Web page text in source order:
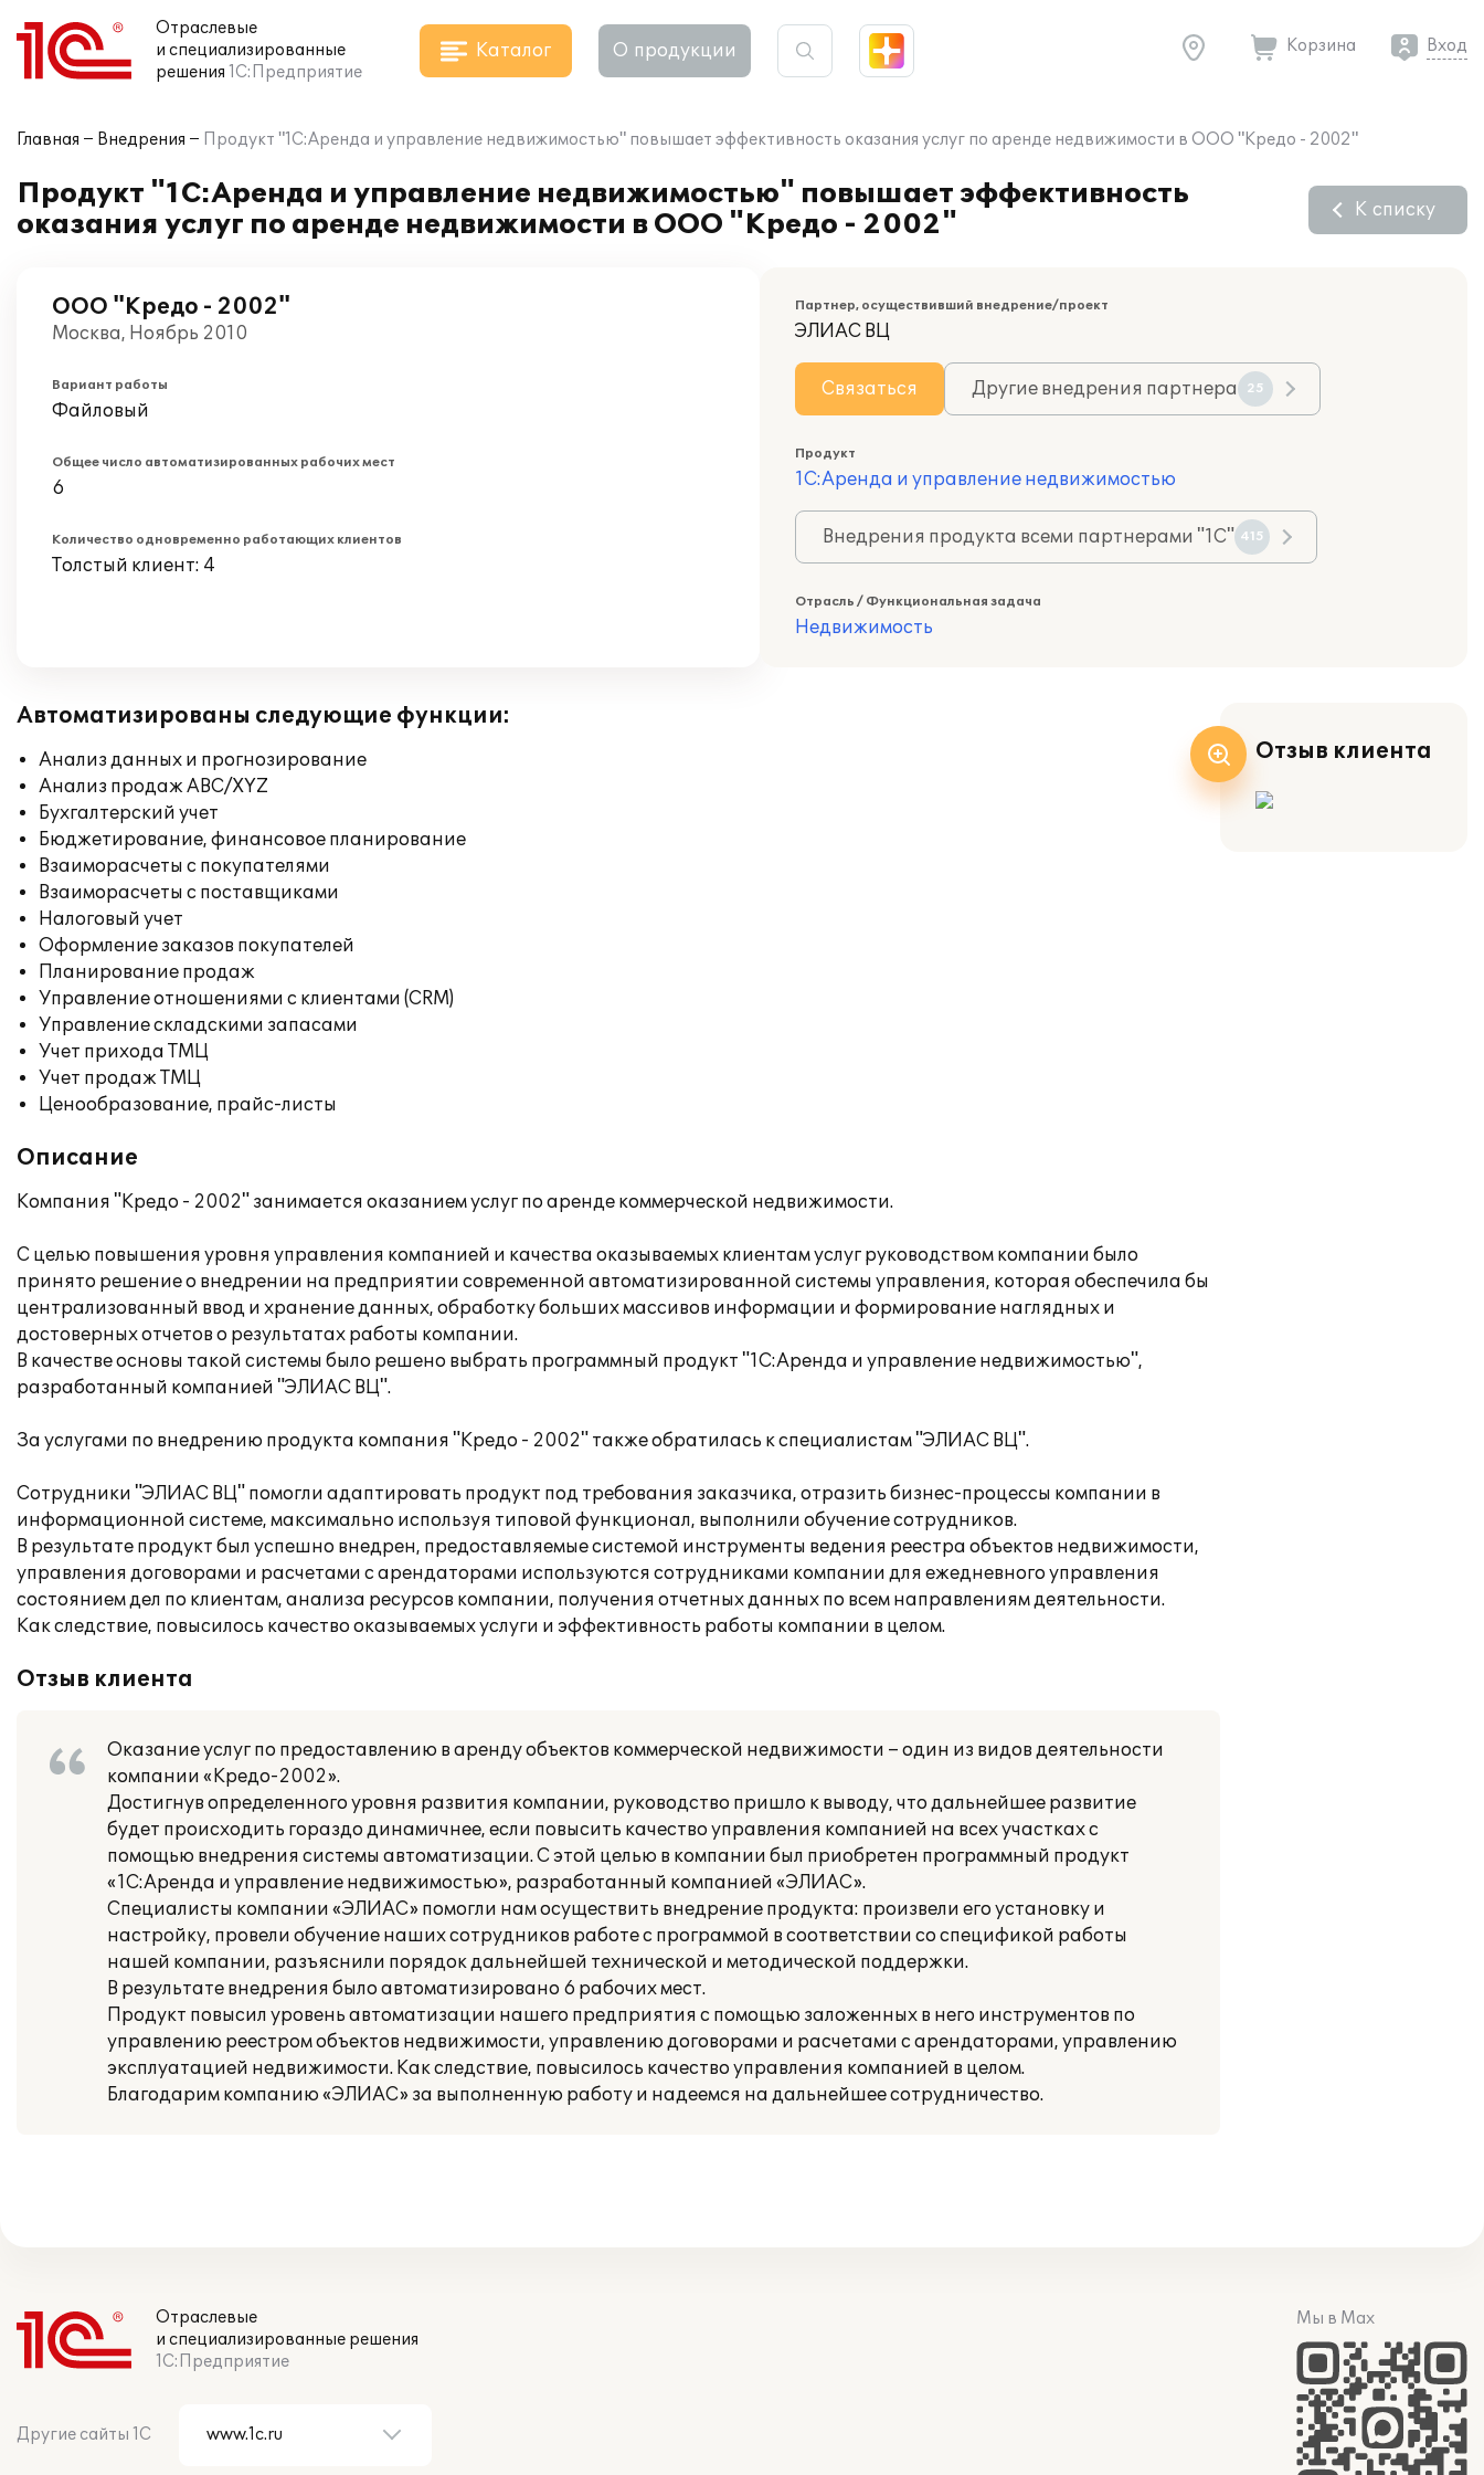
Отраслевые
и специализированные
решения 1С:Предприятие
Каталог О продукции Корзина Вход
Главная Внедрения Продукт "1С:Аренда и управление недвижимостью" повышает эффективность оказания услуг по аренде недвижимости в ООО "Кредо - 2002"
Продукт "1С:Аренда и управление недвижимостью" повышает эффективность
оказания услуг по аренде недвижимости в ООО "Кредо - 2002"
К списку
ООО "Кредо - 2002"
Москва, Ноябрь 2010
Вариант работы
Файловый
Общее число автоматизированных рабочих мест
6
Количество одновременно работающих клиентов
Толстый клиент: 4
Партнер, осуществивший внедрение/проект
ЭЛИАС ВЦ
Связаться Другие внедрения партнера 25
Продукт
1С:Аренда и управление недвижимостью
Внедрения продукта всеми партнерами "1С" 415
Отрасль / Функциональная задача
Недвижимость
Автоматизированы следующие функции:
Анализ данных и прогнозирование
Анализ продаж ABC/XYZ
Бухгалтерский учет
Бюджетирование, финансовое планирование
Взаиморасчеты с покупателями
Взаиморасчеты с поставщиками
Налоговый учет
Оформление заказов покупателей
Планирование продаж
Управление отношениями с клиентами (CRM)
Управление складскими запасами
Учет прихода ТМЦ
Учет продаж ТМЦ
Ценообразование, прайс-листы
Описание
Компания "Кредо - 2002" занимается оказанием услуг по аренде коммерческой недвижимости.
С целью повышения уровня управления компанией и качества оказываемых клиентам услуг руководством компании было
принято решение о внедрении на предприятии современной автоматизированной системы управления, которая обеспечила бы
централизованный ввод и хранение данных, обработку больших массивов информации и формирование наглядных и
достоверных отчетов о результатах работы компании.
В качестве основы такой системы было решено выбрать программный продукт "1С:Аренда и управление недвижимостью",
разработанный компанией "ЭЛИАС ВЦ".
За услугами по внедрению продукта компания "Кредо - 2002" также обратилась к специалистам "ЭЛИАС ВЦ".
Сотрудники "ЭЛИАС ВЦ" помогли адаптировать продукт под требования заказчика, отразить бизнес-процессы компании в
информационной системе, максимально используя типовой функционал, выполнили обучение сотрудников.
В результате продукт был успешно внедрен, предоставляемые системой инструменты ведения реестра объектов недвижимости,
управления договорами и расчетами с арендаторами используются сотрудниками компании для ежедневного управления
состоянием дел по клиентам, анализа ресурсов компании, получения отчетных данных по всем направлениям деятельности.
Как следствие, повысилось качество оказываемых услуги и эффективность работы компании в целом.
Отзыв клиента
Оказание услуг по предоставлению в аренду объектов коммерческой недвижимости – один из видов деятельности
компании «Кредо-2002».
Достигнув определенного уровня развития компании, руководство пришло к выводу, что дальнейшее развитие
будет происходить гораздо динамичнее, если повысить качество управления компанией на всех участках с
помощью внедрения системы автоматизации. С этой целью в компании был приобретен программный продукт
«1С:Аренда и управление недвижимостью», разработанный компанией «ЭЛИАС».
Специалисты компании «ЭЛИАС» помогли нам осуществить внедрение продукта: произвели его установку и
настройку, провели обучение наших сотрудников работе с программой в соответствии со спецификой работы
нашей компании, разъяснили порядок дальнейшей технической и методической поддержки.
В результате внедрения было автоматизировано 6 рабочих мест.
Продукт повысил уровень автоматизации нашего предприятия с помощью заложенных в него инструментов по
управлению реестром объектов недвижимости, управлению договорами и расчетами с арендаторами, управлению
эксплуатацией недвижимости. Как следствие, повысилось качество управления компанией в целом.
Благодарим компанию «ЭЛИАС» за выполненную работу и надеемся на дальнейшее сотрудничество.
Отзыв клиента
Отраслевые
и специализированные решения
1С:Предприятие
Другие сайты 1С
Мы в Max